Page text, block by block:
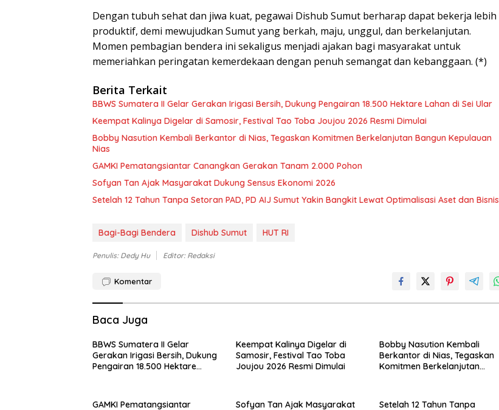
Dengan tubuh sehat dan jiwa kuat, pegawai Dishub Sumut berharap dapat bekerja lebih
produktif, demi mewujudkan Sumut yang berkah, maju, unggul, dan berkelanjutan.
Momen pembagian bendera ini sekaligus menjadi ajakan bagi masyarakat untuk
memeriahkan peringatan kemerdekaan dengan penuh semangat dan kebanggaan. (*)
Berita Terkait
BBWS Sumatera II Gelar Gerakan Irigasi Bersih, Dukung Pengairan 18.500 Hektare Lahan di Sei Ular
Keempat Kalinya Digelar di Samosir, Festival Tao Toba Joujou 2026 Resmi Dimulai
Bobby Nasution Kembali Berkantor di Nias, Tegaskan Komitmen Berkelanjutan Bangun Kepulauan
Nias
GAMKI Pematangsiantar Canangkan Gerakan Tanam 2.000 Pohon
Sofyan Tan Ajak Masyarakat Dukung Sensus Ekonomi 2026
Setelah 12 Tahun Tanpa Setoran PAD, PD AIJ Sumut Yakin Bangkit Lewat Optimalisasi Aset dan Bisnis
Bagi-Bagi Bendera Dishub Sumut HUT RI
Penulis: Dedy Hu Editor: Redaksi
Komentar
Baca Juga
BBWS Sumatera II Gelar
Gerakan Irigasi Bersih, Dukung
Pengairan 18.500 Hektare
Keempat Kalinya Digelar di
Samosir, Festival Tao Toba
Joujou 2026 Resmi Dimulai
Bobby Nasution Kembali
Berkantor di Nias, Tegaskan
Komitmen Berkelanjutan
GAMKI Pematangsiantar
Sofyan Tan Ajak Masyarakat
Setelah 12 Tahun Tanpa